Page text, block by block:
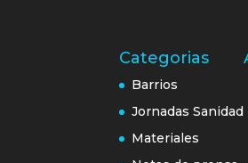
Categorias
Barrios
Jornadas Sanidad
Materiales